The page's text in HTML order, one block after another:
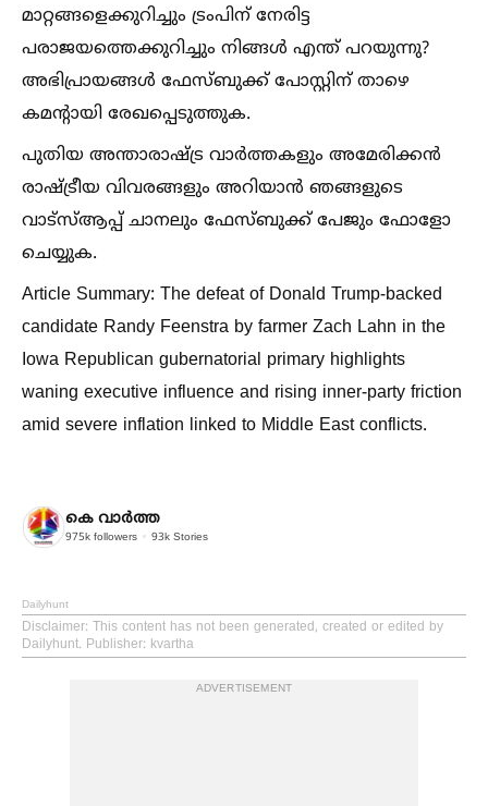
മാറ്റങ്ങളെക്കുറിച്ചും ട്രംപിന് നേരിട്ട
പരാജയത്തെക്കുറിച്ചും നിങ്ങള്‍ എന്ത് പറയുന്നു?
അഭിപ്രായങ്ങള്‍ ഫേസ്ബുക്ക് പോസ്റ്റിന് താഴെ
കമൻ്റായി രേഖപ്പെടുത്തുക.
പുതിയ അന്താരാഷ്ട്ര വാർത്തകളും അമേരിക്കൻ
രാഷ്ട്രീയ വിവരങ്ങളും അറിയാൻ ഞങ്ങളുടെ
വാട്സ്‌ആപ്പ് ചാനലും ഫേസ്ബുക്ക് പേജും ഫോളോ
ചെയ്യുക.
Article Summary: The defeat of Donald Trump-backed
candidate Randy Feenstra by farmer Zach Lahn in the
Iowa Republican gubernatorial primary highlights
waning executive influence and rising inner-party friction
amid severe inflation linked to Middle East conflicts.
കെ വാര്‍ത്ത
975k followers 93k Stories
Dailyhunt
Disclaimer: This content has not been generated, created or edited by
Dailyhunt. Publisher: kvartha
ADVERTISEMENT